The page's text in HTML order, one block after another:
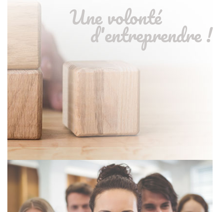
Une volonté
d'entreprendre !